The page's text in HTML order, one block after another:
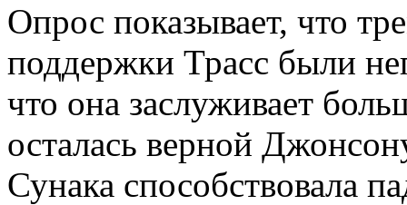
Опрос показывает, что
поддержки Трасс были
что она заслуживает
осталась верной
Сунака способствовала